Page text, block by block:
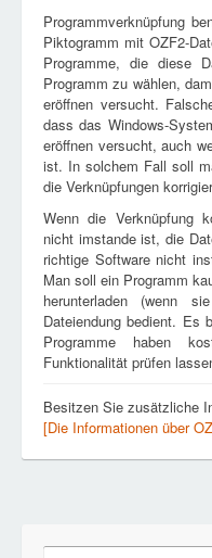
Programmverknüpfung
Piktogramm mit OZF2-
Programme, die diese
Programm zu wählen,
eröffnen versucht.
dass das Windows-
eröffnen versucht, auch
ist. In solchem Fall soll
die Verknüpfungen
Wenn die Verknüpfung
nicht imstande ist, die
richtige Software nicht
Man soll ein Programm
herunterladen (wenn
Dateiendung bedient. Es
Programme haben
Funktionalität prüfen
Besitzen Sie zusätzliche
[Die Informationen über